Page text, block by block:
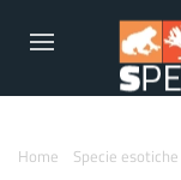
Home Specie